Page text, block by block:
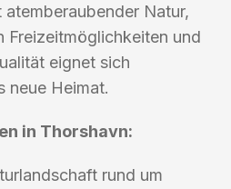
Natur,
Freizeitmöglichkeiten und
eignet sich
neue Heimat.
in Thorshavn:
rund um